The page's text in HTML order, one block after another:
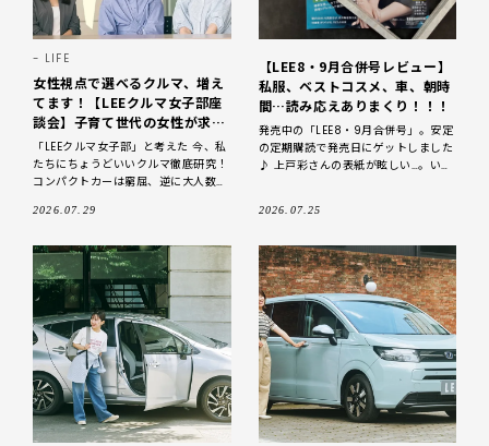
LIFE
女性視点で選べるクルマ、増え
てます！【LEEクルマ女子部座
談会】子育て世代の女性が求め
ている自動車の条件とは？
「LEEクルマ女子部」と考えた 今、私
たちにちょうどいいクルマ徹底研究！
コンパクトカーは窮屈、逆に大人数乗
った両極端なクルマ選びはひと昔
2026.07.29
【LEE8・9月合併号レビュー】
私服、ベストコスメ、車、朝時
間…読み応えありまくり！！！
発売中の「LEE8・9月合併号」。安定
の定期購読で発売日にゲットしました
♪ 上戸彩さんの表紙が眩しい…。いつ
に関する
2026.07.25